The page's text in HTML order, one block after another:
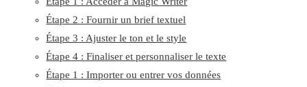
Étape 2 : Fournir un brief textuel
Étape 3 : Ajuster le ton et le style
Étape 4 : Finaliser et personnaliser le texte
Étape 1 : Importer ou entrer vos données